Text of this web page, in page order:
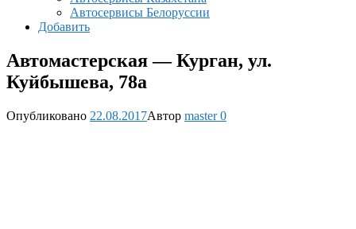
Автосервисы Белоруссии
Добавить
Автомастерская — Курган, ул.
Куйбышева, 78а
Опубликовано 22.08.2017Автор master0